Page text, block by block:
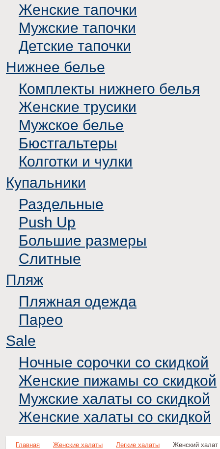
Женские тапочки
Мужские тапочки
Детские тапочки
Нижнее белье
Комплекты нижнего белья
Женские трусики
Мужское белье
Бюстгальтеры
Колготки и чулки
Купальники
Раздельные
Push Up
Большие размеры
Слитные
Пляж
Пляжная одежда
Парео
Sale
Ночные сорочки со скидкой
Женские пижамы со скидкой
Мужские халаты со скидкой
Женские халаты со скидкой
Главная Женские халаты Легкие халаты Женский